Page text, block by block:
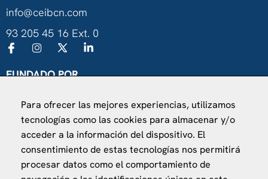
info@ceibcn.com
93 205 45 16 Ext. 0
FUNDADO POR
Ministerio de Asuntos Exteriores, UE y Cooperación
Fundación "la Caixa"
Para ofrecer las mejores experiencias, utilizamos
tecnologías como las cookies para almacenar y/o
acceder a la información del dispositivo. El
consentimiento de estas tecnologías nos permitirá
procesar datos como el comportamiento de